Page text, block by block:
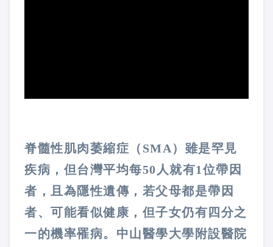
脊髓性肌肉萎縮症（SMA）雖是罕見
疾病，但台灣平均每50人就有1位帶因
者，且為隱性遺傳，若父母都是帶因
者、可能看似健康，但子女仍有四分之
一的機率罹病。中山醫學大學附設醫院